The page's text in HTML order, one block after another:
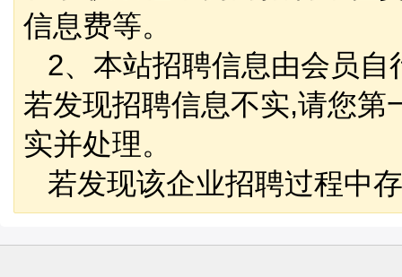
信息费等。
2、本站招聘信息由会员自
若发现招聘信息不实,请您第
实并处理。
若发现该企业招聘过程中